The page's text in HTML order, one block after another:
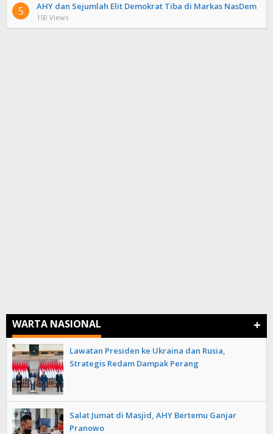
5 AHY dan Sejumlah Elit Demokrat Tiba di Markas NasDem
150 Views
WARTA NASIONAL +
Lawatan Presiden ke Ukraina dan Rusia,
Strategis Redam Dampak Perang
Salat Jumat di Masjid, AHY Bertemu Ganjar
Pranowo